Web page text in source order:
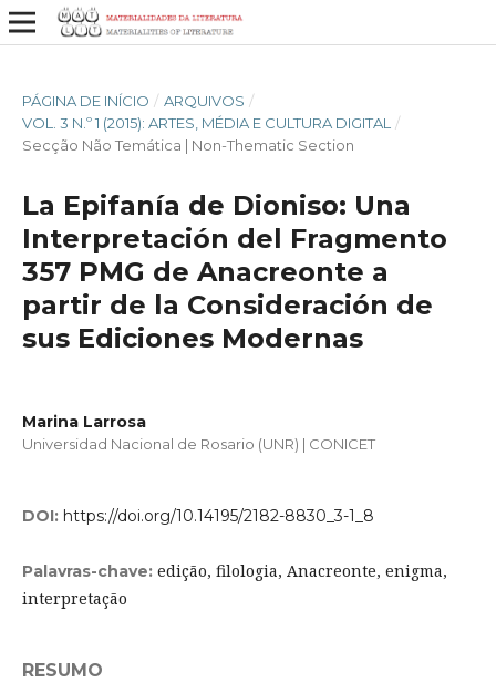
PÁGINA DE INÍCIO / ARQUIVOS /
VOL. 3 N.º 1 (2015): ARTES, MÉDIA E CULTURA DIGITAL
/
Secção Não Temática | Non-Thematic Section
La Epifanía de Dioniso: Una
Interpretación del Fragmento
357 PMG de Anacreonte a
partir de la Consideración de
sus Ediciones Modernas
Marina Larrosa
Universidad Nacional de Rosario (UNR) | CONICET
DOI: https://doi.org/10.14195/2182-8830_3-1_8
Palavras-chave: edição, filologia, Anacreonte, enigma,
interpretação
RESUMO